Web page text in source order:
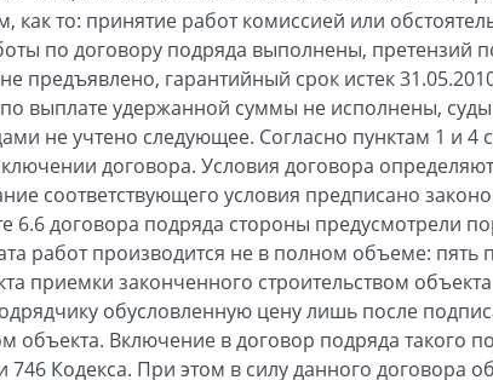
как то: принятие работ комиссией или
по договору подряда выполнены, претензий
предъявлено, гарантийный срок истек
выплате удержанной суммы не исполнены,
не учтено следующее. Согласно пунктам 1 и 4
договора. Условия договора
соответствующего условия предписано
6.6 договора подряда стороны предусмотрели
работ производится не в полном объеме: пять
приемки законченного строительством
обусловленную цену лишь после
объекта. Включение в договор подряда такого
746 Кодекса. При этом в силу данного договора